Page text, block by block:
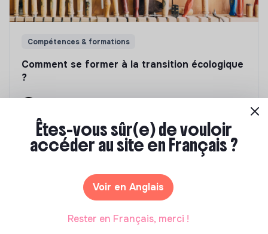
Compétences & formations
Comment se former à la transition écologique
?
Êtes-vous sûr(e) de vouloir
accéder au site en Français ?
Voir en Anglais
Rester en Français, merci !